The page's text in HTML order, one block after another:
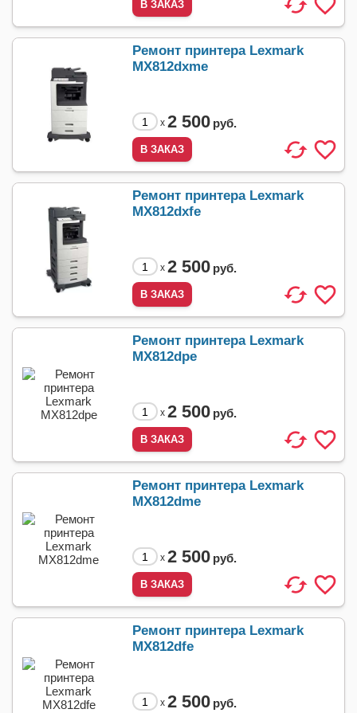
Ремонт принтера Lexmark
MX812dxme
x 2 500 руб.
Ремонт принтера Lexmark
MX812dxfe
x 2 500 руб.
Ремонт принтера Lexmark
MX812dpe
x 2 500 руб.
Ремонт принтера Lexmark
MX812dme
x 2 500 руб.
Ремонт принтера Lexmark
MX812dfe
x 2 500 руб.